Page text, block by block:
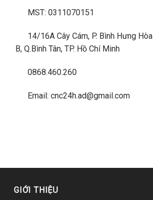
MST: 0311070151
14/16A Cây Cám, P. Bình Hưng Hòa
B, Q.Bình Tân, TP. Hồ Chí Minh
0868.460.260
Email: cnc24h.ad@gmail.com
GIỚI THIỆU